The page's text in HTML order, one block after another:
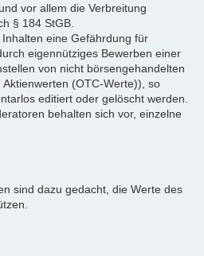
vor allem die Verbreitung
§ 184 StGB.
eine Gefährdung für
eigennütziges Bewerben einer
von nicht börsengehandelten
(OTC-Werte)), so
editiert oder gelöscht werden.
behalten sich vor, einzelne
sind dazu gedacht, die Werte des